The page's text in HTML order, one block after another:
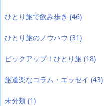
ひとり旅で飲み歩き (46)
ひとり旅のノウハウ (31)
ピックアップ！ひとり旅 (18)
旅道楽なコラム・エッセイ (43)
未分類 (1)